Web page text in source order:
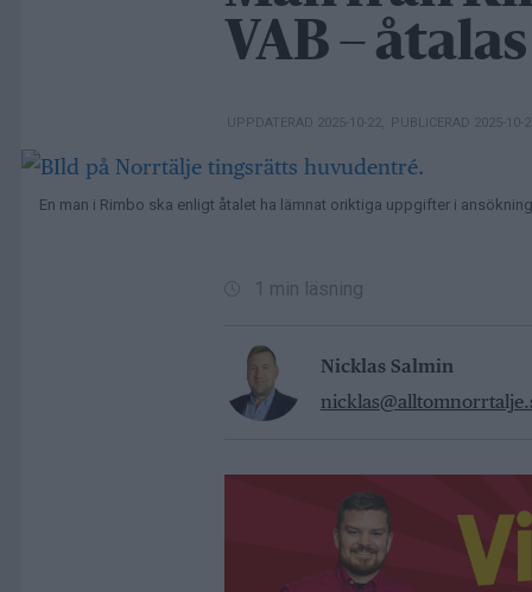
VAB –
UPPDATERAD 2025-10-22, PUBLICERAD 2025-10-
En man i Rimbo ska enligt åtalet ha lämnat oriktiga uppgifter i
1 min läsning
Nicklas Salmin